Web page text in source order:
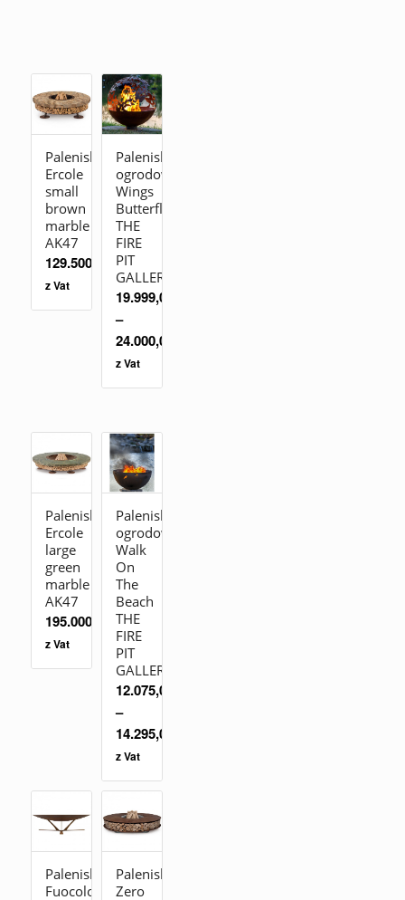
Palenisko
Ercole
small
brown
marble
AK47
129.500,00 zł
z Vat
Palenisko
ogrodowe
Wings
Butterfly
THE
FIRE
PIT
GALLERY
19.999,00
–
24.000,00
z Vat
Palenisko
Ercole
large
green
marble
AK47
195.000,00 zł
z Vat
Palenisko
ogrodowe
Walk
On
The
Beach
THE
FIRE
PIT
GALLERY
12.075,00
–
14.295,00
z Vat
Palenisko
Fuocolo
Palenisko
Zero